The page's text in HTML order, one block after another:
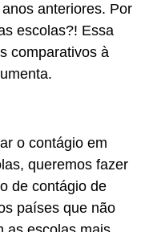
anteriores. Por
escolas?! Essa
comparativos à
o contágio em
queremos fazer
de contágio de
países que não